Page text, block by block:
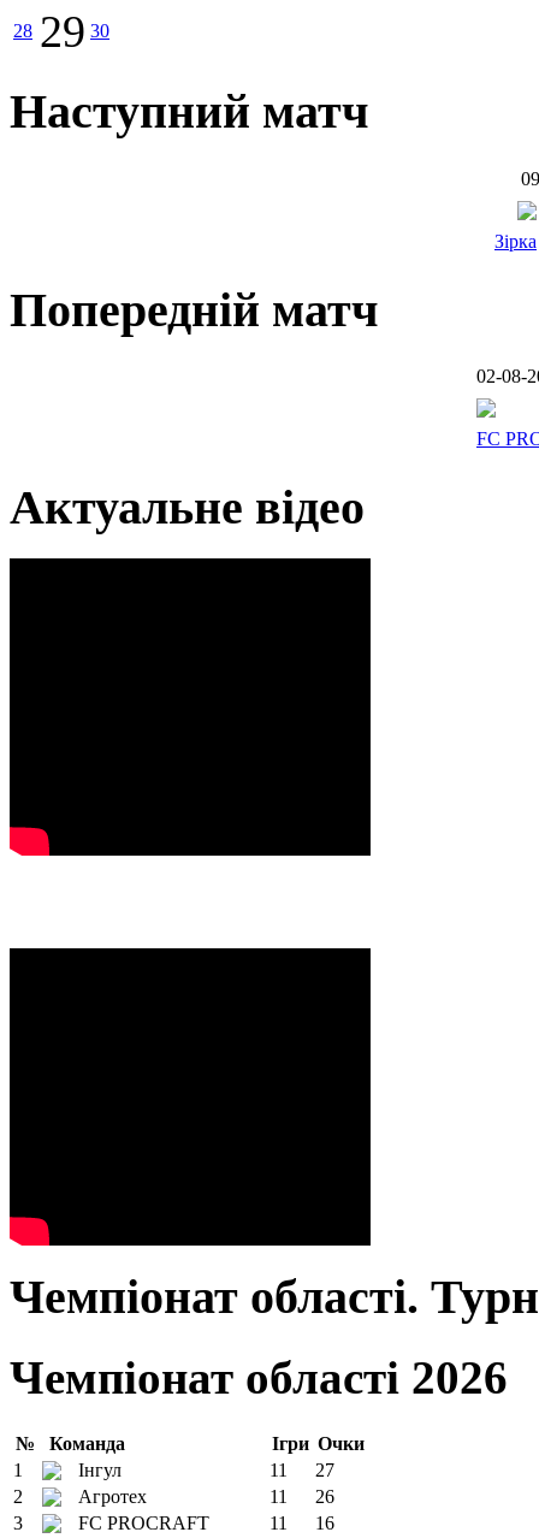
28 29 30
Наступний матч
Зірка
Попередній матч
02-08-
FC
Актуальне відео
Чемпіонат області.
Чемпіонат області 2026
№ Команда Ігри Очки
1
Інгул 11
27
2
Агротех 11
26
3
FC PROCRAFT 11
16